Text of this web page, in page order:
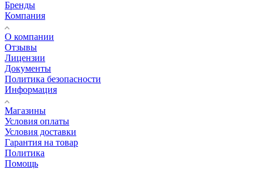
Бренды
Компания
О компании
Отзывы
Лицензии
Документы
Политика безопасности
Информация
Магазины
Условия оплаты
Условия доставки
Гарантия на товар
Политика
Помощь